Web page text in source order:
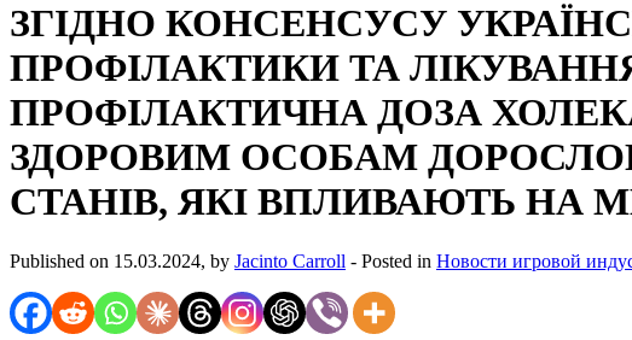
ЗГІДНО КОНСЕНСУСУ
ПРОФІЛАКТИКИ ТА
ПРОФІЛАКТИЧНА ДОЗА
ЗДОРОВИМ ОСОБАМ
СТАНІВ, ЯКІ ВПЛИВАЮТЬ НА
Published on 15.03.2024, by Jacinto Carroll - Posted in Новости игровой